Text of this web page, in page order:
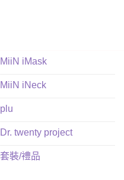
MiiN iMask
MiiN iNeck
plu
Dr. twenty project
套裝/禮品